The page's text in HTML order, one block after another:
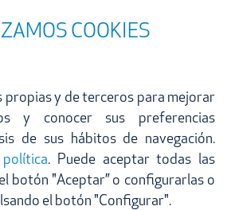
COOKIES
propias y de terceros para mejorar
y conocer sus preferencias
de sus hábitos de navegación.
. Puede aceptar todas las
botón "Aceptar” o configurarlas o
el botón "Configurar".